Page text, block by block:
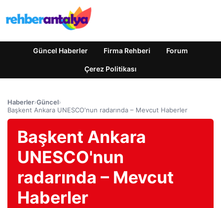
Güncel Haberler Firma Rehberi Forum
Çerez Politikası
Haberler›Güncel›
Başkent Ankara UNESCO'nun radarında – Mevcut Haberler
Başkent Ankara
UNESCO'nun
radarında – Mevcut
Haberler